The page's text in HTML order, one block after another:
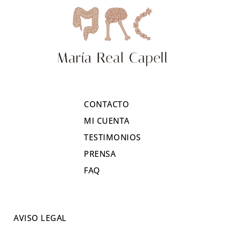
CONTACTO
MI CUENTA
TESTIMONIOS
PRENSA
FAQ
AVISO LEGAL